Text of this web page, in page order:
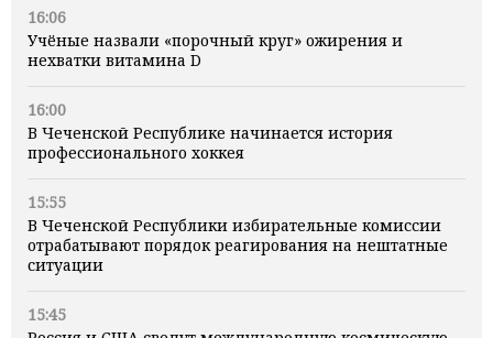
16:06
Учёные назвали «порочный круг» ожирения и
нехватки витамина D
16:00
В Чеченской Республике начинается история
профессионального хоккея
15:55
В Чеченской Республики избирательные комиссии
отрабатывают порядок реагирования на нештатные
ситуации
15:45